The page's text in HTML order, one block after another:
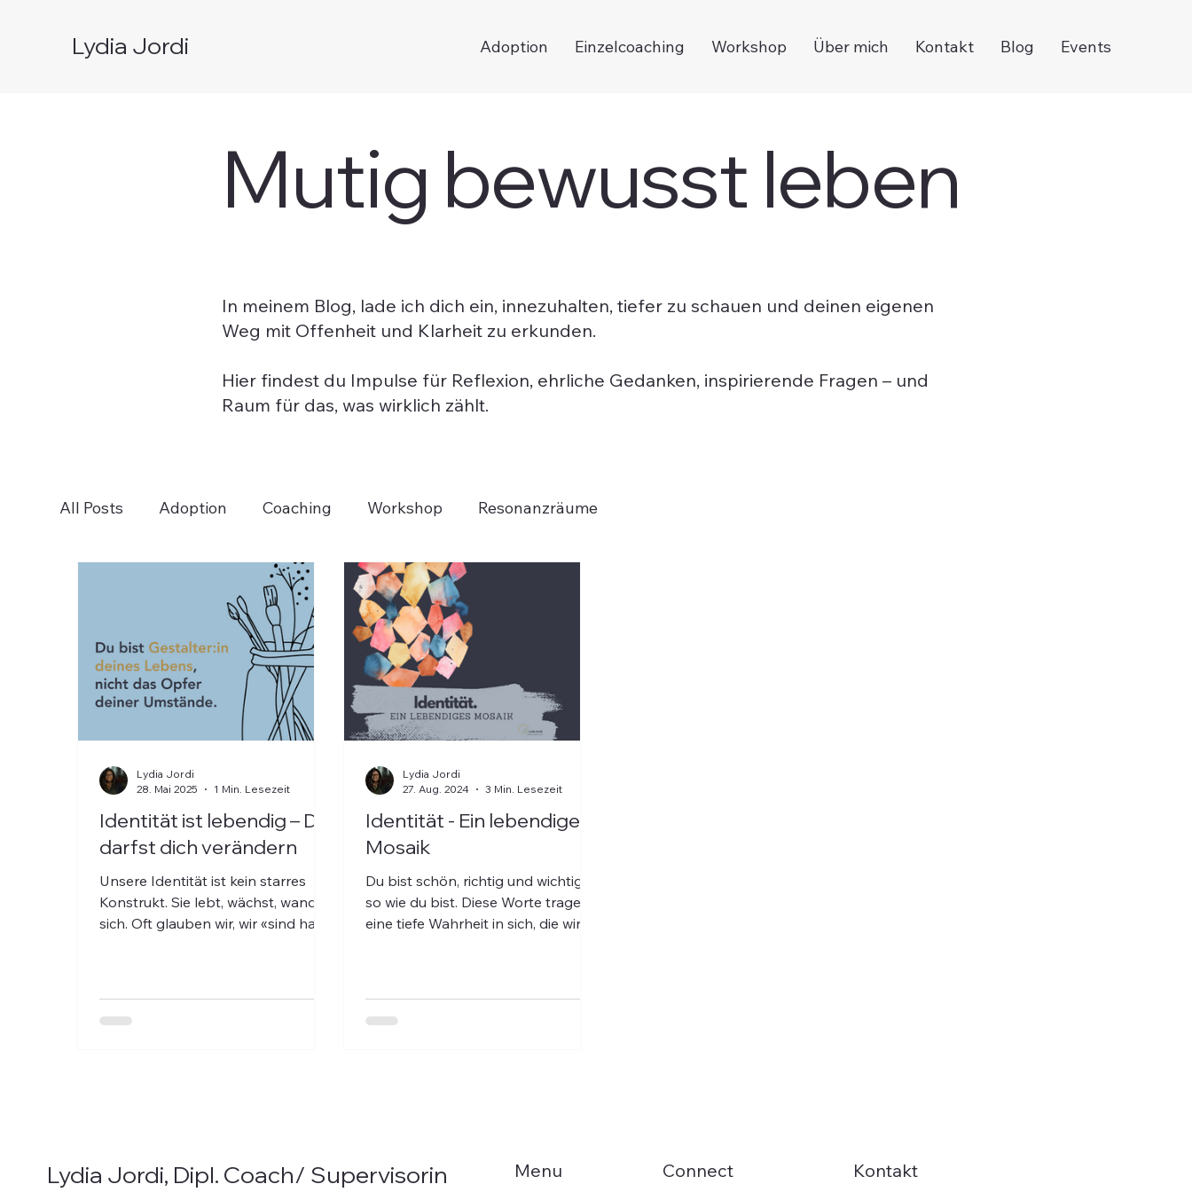
Lydia Jordi Adoption Einzelcoaching Workshop Über mich Kontakt Blog Events
Mutig bewusst leben
In meinem Blog, lade ich dich ein, innezuhalten, tiefer zu schauen und deinen eigenen
Weg mit Offenheit und Klarheit zu erkunden.
Hier findest du Impulse für Reflexion, ehrliche Gedanken, inspirierende Fragen – und
Raum für das, was wirklich zählt.
All Posts Adoption Coaching Workshop Resonanzräume
Identität ist lebendig – Du
darfst dich verändern
Unsere Identität ist kein starres
Konstrukt. Sie lebt, wächst, wandelt
sich. Oft glauben wir, wir «sind halt
inneren Gestaltungsraum zu
Lydia Jordi
28. Mai 2025
1 Min. Lesezeit
Identität - Ein lebendiges
Mosaik
Du bist schön, richtig und wichtig,
so wie du bist. Diese Worte tragen
eine tiefe Wahrheit in sich, die wir
Lydia Jordi
27. Aug. 2024
3 Min. Lesezeit
Lydia Jordi, Dipl. Coach/ Supervisorin
Menu Kontakt
Connect